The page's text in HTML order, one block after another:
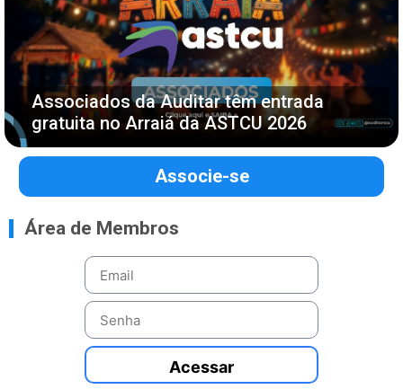
Associados da Auditar têm entrada
gratuita no Arraiá da ASTCU 2026
Associe-se
Área de Membros
Acessar